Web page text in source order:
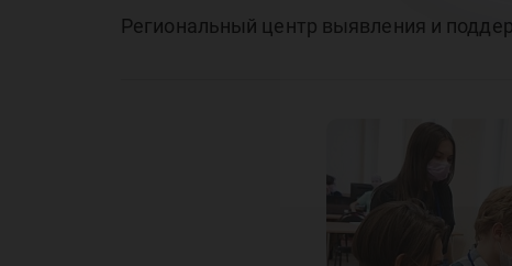
Региональный центр выявления и